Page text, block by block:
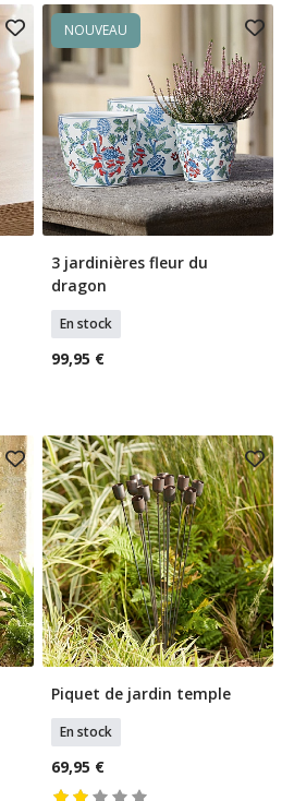
NOUVEAU
Ajouter Au Panier
3 jardinières fleur du
dragon
En stock
99,95 €
Ajouter Au Panier
Piquet de jardin temple
En stock
69,95 €